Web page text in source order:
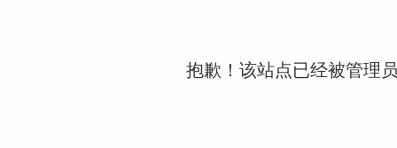
抱歉！该站点已经被管理